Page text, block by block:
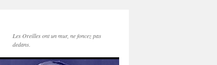
Les Oreilles ont un mur, ne foncez pas
dedans.